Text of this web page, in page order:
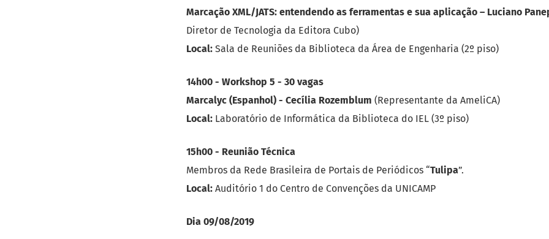
Marcação XML/JATS: entendendo as ferramentas e sua aplicação – Luciano
Diretor de Tecnologia da Editora Cubo)
Local: Sala de Reuniões da Biblioteca da Área de Engenharia (2º piso)
14h00 - Workshop 5 - 30 vagas
Marcalyc (Espanhol) - Cecília Rozemblum (Representante da AmeliCA)
Local: Laboratório de Informática da Biblioteca do IEL (3º piso)
15h00 - Reunião Técnica
Membros da Rede Brasileira de Portais de Periódicos “Tulipa”.
Local: Auditório 1 do Centro de Convenções da UNICAMP
Dia 09/08/2019